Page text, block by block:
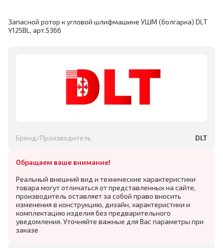
Запасной ротор к угловой шлифмашине УШМ (болгарка) DLT
Y125BL, арт.5366
Бренд/Производитель DLT
Обращаем ваше внимание!
Реальный внешний вид и технические характеристики
товара могут отличаться от представленных на сайте,
производитель оставляет за собой право вносить
изменения в конструкцию, дизайн, характеристики и
комплектацию изделия без предварительного
уведомления. Уточняйте важные для Вас параметры при
заказе